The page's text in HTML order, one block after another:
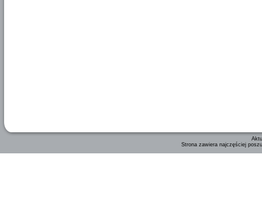
Strona zawiera najczęściej